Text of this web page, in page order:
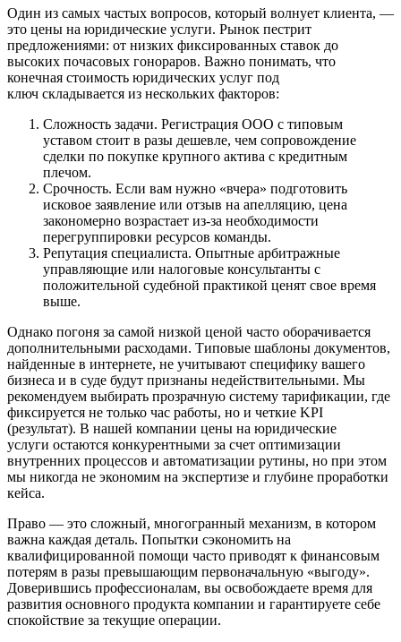
Один из самых частых вопросов, который волнует клиента, —
это цены на юридические услуги. Рынок пестрит
предложениями: от низких фиксированных ставок до
высоких почасовых гонораров. Важно понимать, что
конечная стоимость юридических услуг под
ключ складывается из нескольких факторов:
Сложность задачи. Регистрация ООО с типовым
уставом стоит в разы дешевле, чем сопровождение
сделки по покупке крупного актива с кредитным
плечом.
Срочность. Если вам нужно «вчера» подготовить
исковое заявление или отзыв на апелляцию, цена
закономерно возрастает из-за необходимости
перегруппировки ресурсов команды.
Репутация специалиста. Опытные арбитражные
управляющие или налоговые консультанты с
положительной судебной практикой ценят свое время
выше.
Однако погоня за самой низкой ценой часто оборачивается
дополнительными расходами. Типовые шаблоны документов,
найденные в интернете, не учитывают специфику вашего
бизнеса и в суде будут признаны недействительными. Мы
рекомендуем выбирать прозрачную систему тарификации, где
фиксируется не только час работы, но и четкие KPI
(результат). В нашей компании цены на юридические
услуги остаются конкурентными за счет оптимизации
внутренних процессов и автоматизации рутины, но при этом
мы никогда не экономим на экспертизе и глубине проработки
кейса.
Право — это сложный, многогранный механизм, в котором
важна каждая деталь. Попытки сэкономить на
квалифицированной помощи часто приводят к финансовым
потерям в разы превышающим первоначальную «выгоду».
Доверившись профессионалам, вы освобождаете время для
развития основного продукта компании и гарантируете себе
спокойствие за текущие операции.